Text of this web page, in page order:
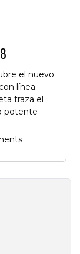
el nuevo
línea
traza el
potente